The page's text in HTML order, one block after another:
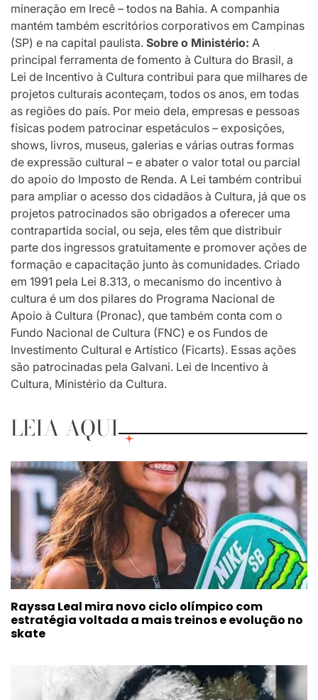
mineração em Irecê – todos na Bahia. A companhia
mantém também escritórios corporativos em Campinas
(SP) e na capital paulista. Sobre o Ministério: A
principal ferramenta de fomento à Cultura do Brasil, a
Lei de Incentivo à Cultura contribui para que milhares de
projetos culturais aconteçam, todos os anos, em todas
as regiões do país. Por meio dela, empresas e pessoas
físicas podem patrocinar espetáculos – exposições,
shows, livros, museus, galerias e várias outras formas
de expressão cultural – e abater o valor total ou parcial
do apoio do Imposto de Renda. A Lei também contribui
para ampliar o acesso dos cidadãos à Cultura, já que os
projetos patrocinados são obrigados a oferecer uma
contrapartida social, ou seja, eles têm que distribuir
parte dos ingressos gratuitamente e promover ações de
formação e capacitação junto às comunidades. Criado
em 1991 pela Lei 8.313, o mecanismo do incentivo à
cultura é um dos pilares do Programa Nacional de
Apoio à Cultura (Pronac), que também conta com o
Fundo Nacional de Cultura (FNC) e os Fundos de
Investimento Cultural e Artístico (Ficarts). Essas ações
são patrocinadas pela Galvani. Lei de Incentivo à
Cultura, Ministério da Cultura.
LEIA AQUI
Rayssa Leal mira novo ciclo olímpico com
estratégia voltada a mais treinos e evolução no
skate